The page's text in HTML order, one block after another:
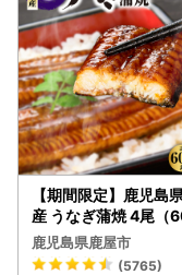
【期間限定】鹿児島
産 うなぎ蒲焼 4尾（
） KN007-004-04-
うなぎ 鰻 魚 惣菜 総菜
鹿児島県鹿屋市
(5765)